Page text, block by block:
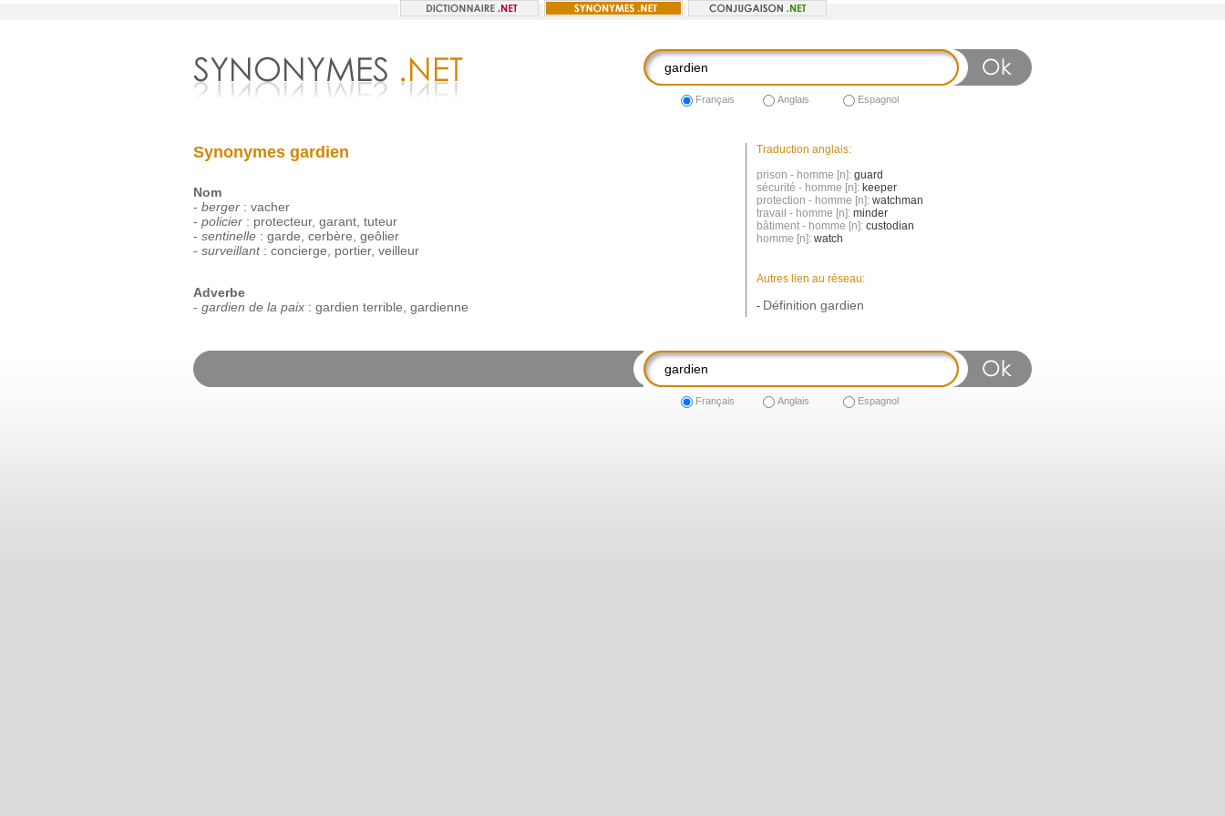
Français Anglais Espagnol
Synonymes gardien
Nom
- berger: vacher
- policier: protecteur, garant, tuteur
- sentinelle: garde cerbère geôlier
- surveillant: concierge portier, veilleur
Adverbe
- gardien de la paix: gardien terrible gardienne
Traduction anglais:
prison - homme [n]: guard
sécurité - homme [n]: keeper
protection - homme [n]: watchman
travail - homme [n]: minder
bâtiment - homme [n]: custodian
homme [n]: watch
Autres lien au réseau:
- Définition gardien
Français Anglais Espagnol